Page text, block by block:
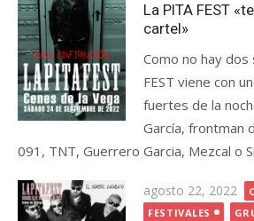
La PITA FEST
cartel»
Como no hay
FEST viene con
fuertes de la
García, frontman
091, TNT, Guerrero Garcia, Mezcal o
Publicada
el
agosto 22, 2022
FESTIVALES